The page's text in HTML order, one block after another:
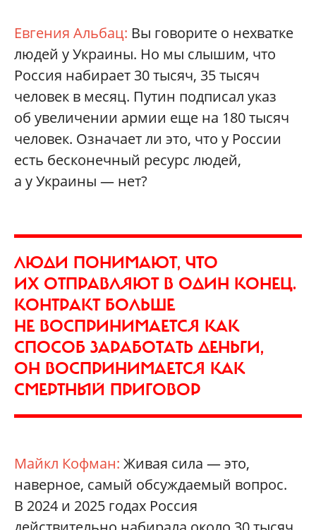
Евгения Альбац: Вы говорите о нехватке
людей у Украины. Но мы слышим, что
Россия набирает 30 тысяч, 35 тысяч
человек в месяц. Путин подписал указ
об увеличении армии еще на 180 тысяч
человек. Означает ли это, что у России
есть бесконечный ресурс людей,
а у Украины — нет?
ЛЮДИ ПОНИМАЮТ, ЧТО
ИХ ОТПРАВЛЯЮТ В ОДИН КОНЕЦ.
КОНТРАКТ БОЛЬШЕ
НЕ ВОСПРИНИМАЕТСЯ КАК
СПОСОБ ЗАРАБОТАТЬ ДЕНЬГИ,
ОН ВОСПРИНИМАЕТСЯ КАК
СМЕРТНЫЙ ПРИГОВОР
Майкл Кофман: Живая сила — это,
наверное, самый обсуждаемый вопрос.
В 2024 и 2025 годах Россия